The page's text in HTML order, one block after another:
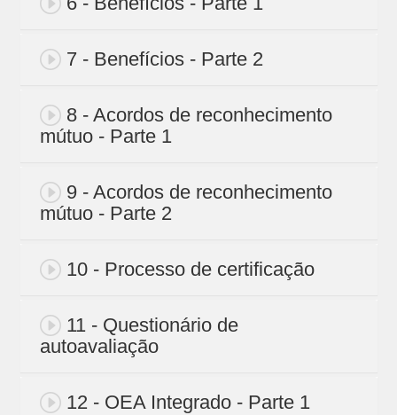
7 - Benefícios - Parte 2
8 - Acordos de reconhecimento
mútuo - Parte 1
9 - Acordos de reconhecimento
mútuo - Parte 2
10 - Processo de certificação
11 - Questionário de
autoavaliação
12 - OEA Integrado - Parte 1